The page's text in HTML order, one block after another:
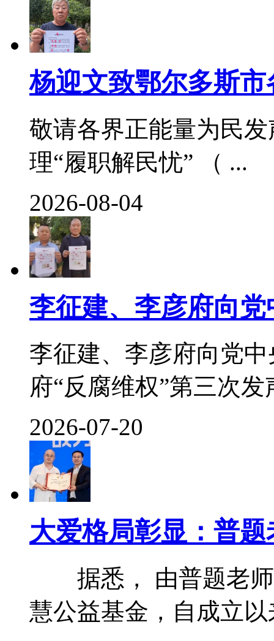
杨迎文致鄂尔多斯
敬请各界正能量为民
理“履职解民忧” （ ...
2026-08-04
李征建、李彦府向
李征建、李彦府向党
府“反腐维权”第三次发
2026-07-20
大爱格局彰显：普
据悉， 由普题老师
慧公益基金，自成立以